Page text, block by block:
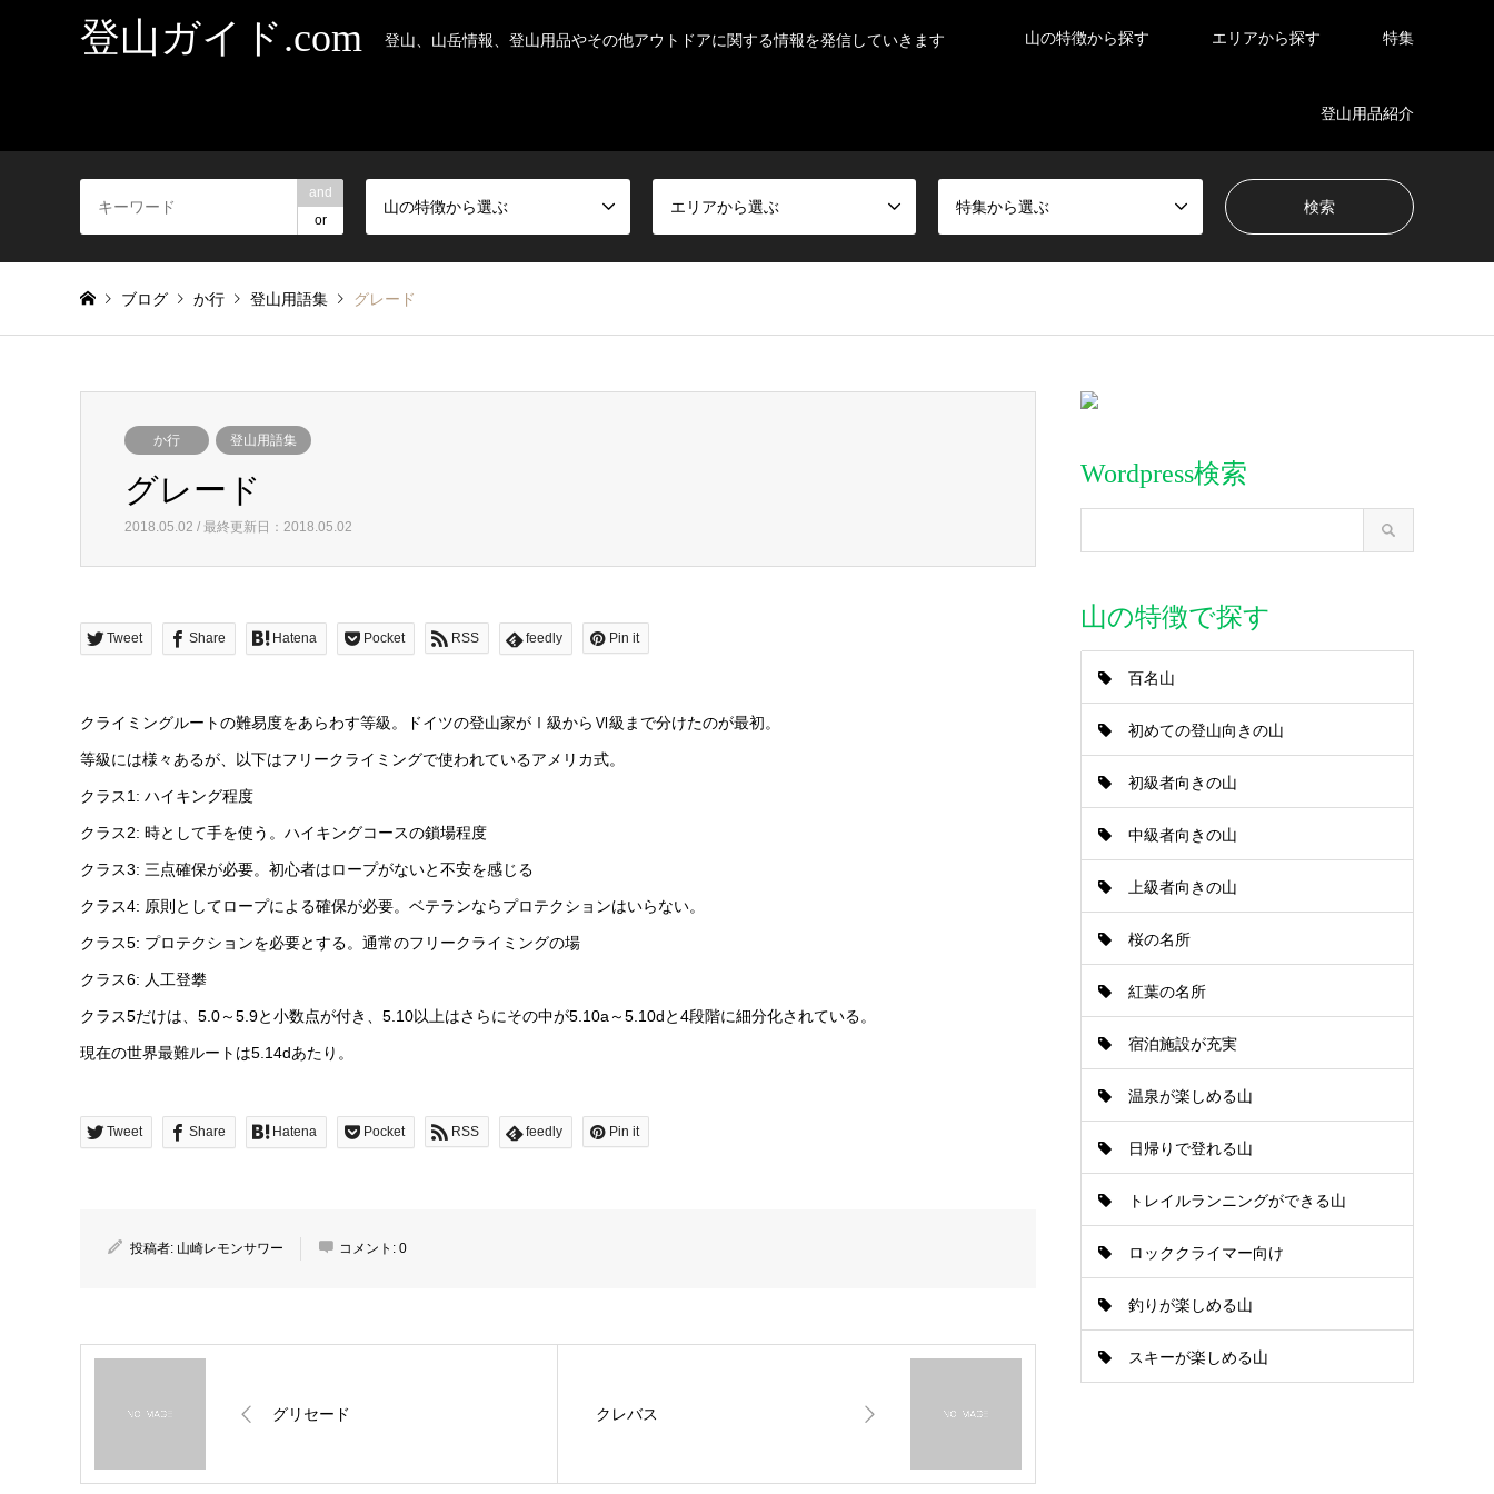
登山ガイド.com 登山、山岳情報、登山用品やその他アウトドアに関する情報を発信していきます 山の特徴から探す エリアから探す 特集
登山用品紹介
and
or
山の特徴から選ぶ エリアから選ぶ 特集から選ぶ
ブログ か行 登山用語集 グレード
か行 登山用語集
グレード
2018.05.02 / 最終更新日：2018.05.02
Tweet Share Hatena Pocket RSS feedly Pin it
クライミングルートの難易度をあらわす等級。ドイツの登山家がⅠ級からⅥ級まで分けたのが最初。
等級には様々あるが、以下はフリークライミングで使われているアメリカ式。
クラス1: ハイキング程度
クラス2: 時として手を使う。ハイキングコースの鎖場程度
クラス3: 三点確保が必要。初心者はロープがないと不安を感じる
クラス4: 原則としてロープによる確保が必要。ベテランならプロテクションはいらない。
クラス5: プロテクションを必要とする。通常のフリークライミングの場
クラス6: 人工登攀
クラス5だけは、5.0～5.9と小数点が付き、5.10以上はさらにその中が5.10a～5.10dと4段階に細分化されている。
現在の世界最難ルートは5.14dあたり。
Tweet Share Hatena Pocket RSS feedly Pin it
投稿者: 山崎レモンサワー コメント: 0
グリセード クレバス
Wordpress検索
山の特徴で探す
百名山
初めての登山向きの山
初級者向きの山
中級者向きの山
上級者向きの山
桜の名所
紅葉の名所
宿泊施設が充実
温泉が楽しめる山
日帰りで登れる山
トレイルランニングができる山
ロッククライマー向け
釣りが楽しめる山
スキーが楽しめる山